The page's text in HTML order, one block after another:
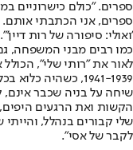
ספרים. "כולם כישרוניים
'ואולי: סיפורה של רות דיין'".
לאור את "רותי שלי",
1941-1939, כשהיה כלוא בכלא עכו, וכן קטעים מיומנה.
שיחה על בניה שכבר
הקשות ואת הרגעים
שלי קבורים בנהלל,
לקבר של אסי".